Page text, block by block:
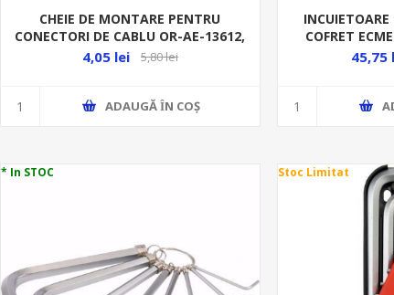
CHEIE DE MONTARE PENTRU
CONECTORI DE CABLU OR-AE-13612,
OR-AE-13613, - 1BUC -
4,05 lei 5,80 lei
ADAUGĂ ȊN COŞ
COFRET
45,75
* In STOC Stoc Limitat